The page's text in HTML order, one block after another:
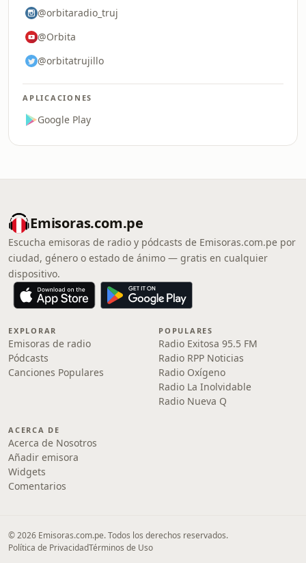
@orbitaradio_truj
@Orbita
@orbitatrujillo
APLICACIONES
Google Play
Emisoras.com.pe
Escucha emisoras de radio y pódcasts de Emisoras.com.pe por
ciudad, género o estado de ánimo — gratis en cualquier
dispositivo.
EXPLORAR
Emisoras de radio
Pódcasts
Canciones Populares
POPULARES
Radio Exitosa 95.5 FM
Radio RPP Noticias
Radio Oxígeno
Radio La Inolvidable
Radio Nueva Q
ACERCA DE
Acerca de Nosotros
Añadir emisora
Widgets
Comentarios
© 2026 Emisoras.com.pe. Todos los derechos reservados.
Política de PrivacidadTérminos de Uso